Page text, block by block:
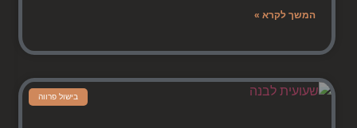
המשך לקרא »
בישול פרווה